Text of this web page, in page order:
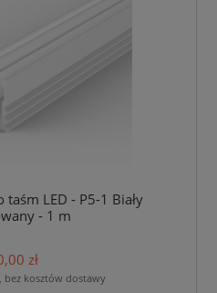
LED - P5-1 Biały
- 1 m
zł
bez kosztów dostawy